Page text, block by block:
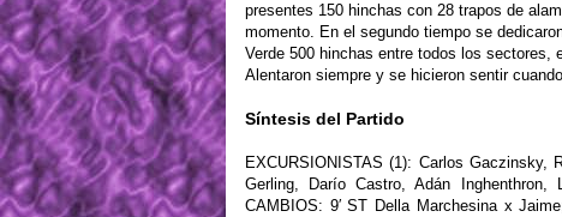
presentes 150 hinchas con 28 trapos de
momento. En el segundo tiempo se
Verde 500 hinchas entre todos los sectores,
Alentaron siempre y se hicieron sentir
Síntesis del Partido
EXCURSIONISTAS (1): Carlos Gaczinsky,
Gerling, Darío Castro, Adán
CAMBIOS: 9′ ST Della Marchesina x